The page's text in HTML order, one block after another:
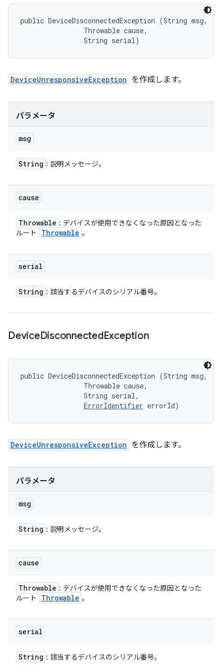
public DeviceDisconnectedException (String msg,
                Throwable cause,
                String serial)
DeviceUnresponsiveException を作成します。
パラメータ
msg
String : 説明メッセージ。
cause
Throwable : デバイスが使用できなくなった原因となった
ルート
Throwable 。
serial
String : 該当するデバイスのシリアル番号。
DeviceDisconnectedException
public DeviceDisconnectedException (String msg,
                Throwable cause,
                String serial,
ErrorIdentifier errorId)
DeviceUnresponsiveException を作成します。
パラメータ
msg
String : 説明メッセージ。
cause
Throwable : デバイスが使用できなくなった原因となった
ルート
Throwable 。
serial
String : 該当するデバイスのシリアル番号。